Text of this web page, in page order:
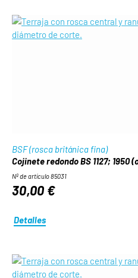
BSF (rosca británica fina)
Cojinete redondo BS 1127; 1950
Nº de artículo 85031
30,00 €
Detalles